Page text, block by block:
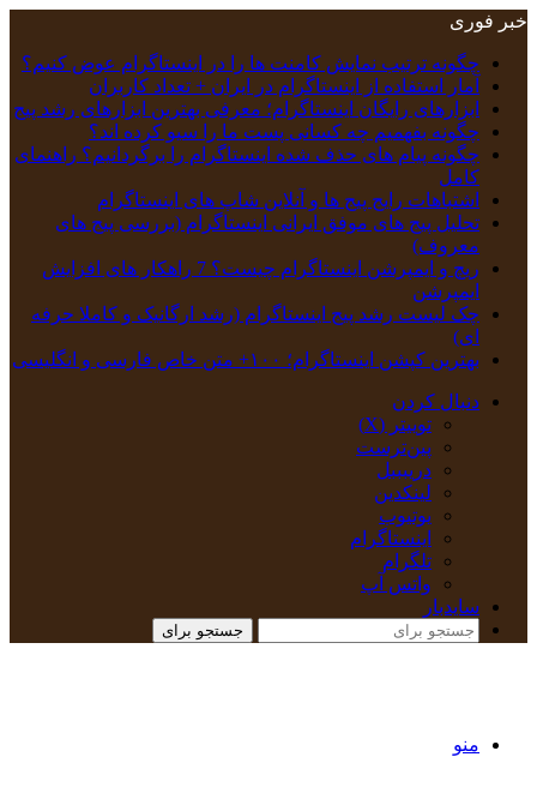
خبر فوری
چگونه ترتیب نمایش کامنت‌ ها را در اینستاگرام عوض کنیم؟
آمار استفاده از اینستاگرام در ایران + تعداد کاربران
ابزارهای رایگان اینستاگرام؛ معرفی بهترین ابزارهای رشد پیج
چگونه بفهمیم چه کسانی پست ما را سیو کرده اند؟
چگونه پیام‌ های حذف‌ شده اینستاگرام را برگردانیم؟ راهنمای
کامل
اشتباهات رایج پیج ها و آنلاین شاپ های اینستاگرام
تحلیل پیج‌ های موفق ایرانی اینستاگرام (بررسی پیج های
معروف)
ریچ و ایمپرشن اینستاگرام چیست؟ 7 راهکار های افزایش
ایمپرشن
چک‌ لیست رشد پیج اینستاگرام (رشد ارگانیک و کاملا حرفه
ای)
بهترین کپشن‌ اینستاگرام؛ ۱۰۰+ متن خاص فارسی و انگلیسی
دنبال کردن
توییتر (X)
‫پین‌ترست
دریبببل
لینکدین
یوتیوب
اینستاگرام
تلگرام
واتس آپ
سایدبار
جستجو برای
منو